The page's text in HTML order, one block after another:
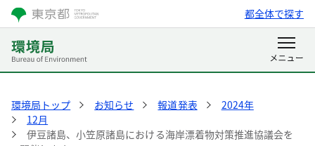
都全体で探す
環境局トップ お知らせ 報道発表
2024年
12月
伊豆諸島、小笠原諸島における海岸漂着物対策推進協議会を